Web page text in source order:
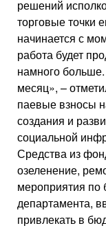
решений
торговые точки
начинается с
работа будет
намного
месяц», –
паевые взносы
создания и
социальной
Средства из
озеленение,
мероприятия по
департамента,
привлекать в